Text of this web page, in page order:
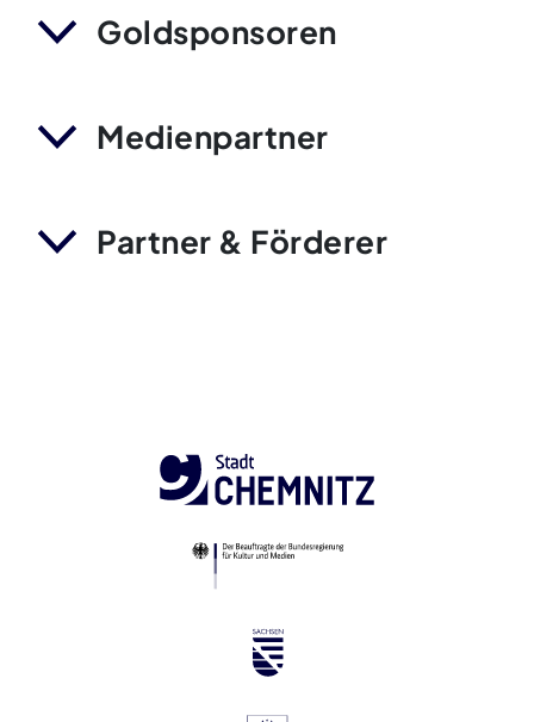
Goldsponsoren
Medienpartner
Partner & Förderer